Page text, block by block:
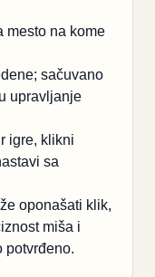
mesto na kome
sačuvano
upravljanje
igre, klikni
sa
oponašati klik,
miša i
potvrđeno.